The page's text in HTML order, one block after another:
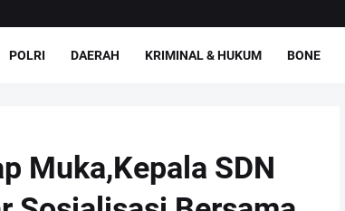
POLRI DAERAH KRIMINAL & HUKUM BONE
Muka,Kepala SDN